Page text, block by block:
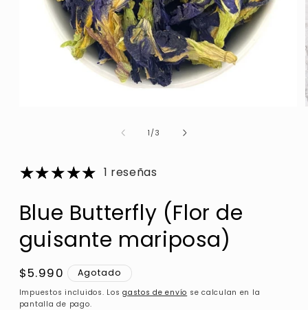
1 /de
3
1 reseñas
Blue Butterfly (Flor de
guisante mariposa)
Precio
habitual
$5.990 Agotado
Impuestos incluidos. Losgastos de envío se calculan en la
pantalla de pago.